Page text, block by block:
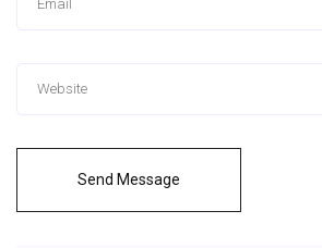
Send Message